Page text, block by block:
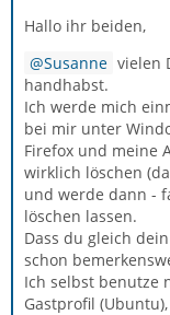
Hallo ihr beiden,
Susanne vielen
handhabst.
Ich werde mich
bei mir unter
Firefox und meine
wirklich löschen
und werde dann -
löschen lassen.
Dass du gleich
schon
Ich selbst benutze
Gastprofil